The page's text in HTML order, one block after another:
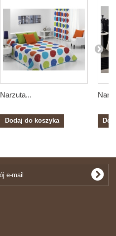
Narzuta...
Dodaj do koszyka